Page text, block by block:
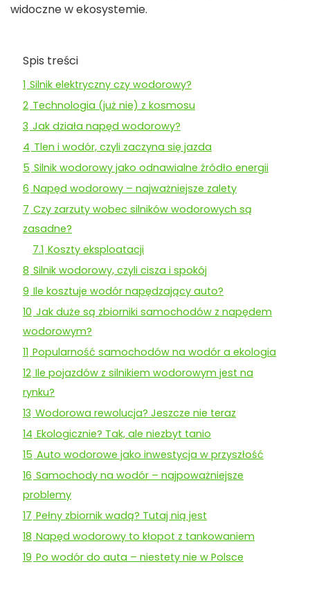
widoczne w ekosystemie.
Spis treści
1 Silnik elektryczny czy wodorowy?
2 Technologia (już nie) z kosmosu
3 Jak działa napęd wodorowy?
4 Tlen i wodór, czyli zaczyna się jazda
5 Silnik wodorowy jako odnawialne źródło energii
6 Napęd wodorowy – najważniejsze zalety
7 Czy zarzuty wobec silników wodorowych są
zasadne?
7.1 Koszty eksploatacji
8 Silnik wodorowy, czyli cisza i spokój
9 Ile kosztuje wodór napędzający auto?
10 Jak duże są zbiorniki samochodów z napędem
wodorowym?
11 Popularność samochodów na wodór a ekologia
12 Ile pojazdów z silnikiem wodorowym jest na
rynku?
13 Wodorowa rewolucja? Jeszcze nie teraz
14 Ekologicznie? Tak, ale niezbyt tanio
15 Auto wodorowe jako inwestycja w przyszłość
16 Samochody na wodór – najpoważniejsze
problemy
17 Pełny zbiornik wadą? Tutaj nią jest
18 Napęd wodorowy to kłopot z tankowaniem
19 Po wodór do auta – niestety nie w Polsce